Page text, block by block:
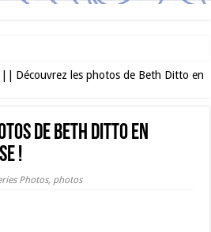
2026 : l’événement incontournable de
Découvrez les photos de Beth Ditto en
de Beth Ditto en
!
Photos, photos